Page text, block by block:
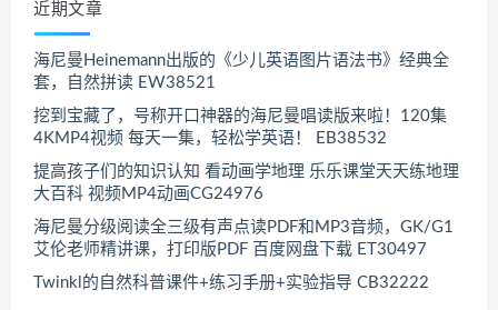
近期文章
海尼曼Heinemann出版的《少儿英语图片语法书》经典全
套，自然拼读 EW38521
挖到宝藏了，号称开口神器的海尼曼唱读版来啦！120集
4KMP4视频 每天一集，轻松学英语！ EB38532
提高孩子们的知识认知 看动画学地理 乐乐课堂天天练地理
大百科 视频MP4动画CG24976
海尼曼分级阅读全三级有声点读PDF和MP3音频，GK/G1
艾伦老师精讲课，打印版PDF 百度网盘下载 ET30497
Twinkl的自然科普课件+练习手册+实验指导 CB32222